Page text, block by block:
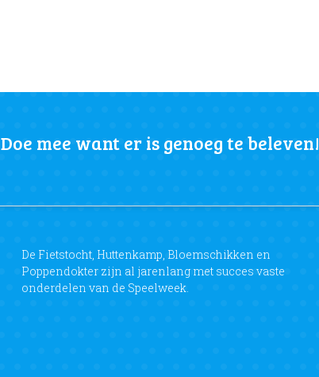
Doe mee want er is genoeg te beleven!
De Fietstocht, Huttenkamp, Bloemschikken en
Poppendokter zijn al jarenlang met succes vaste
onderdelen van de Speelweek.